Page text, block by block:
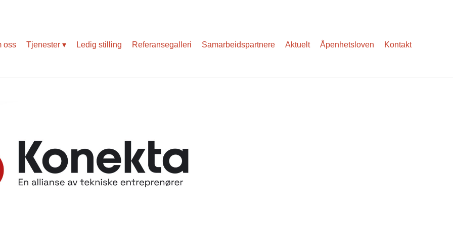
oss Tjenester Ledig stilling Referansegalleri Samarbeidspartnere Aktuelt Åpenhetsloven Kontakt